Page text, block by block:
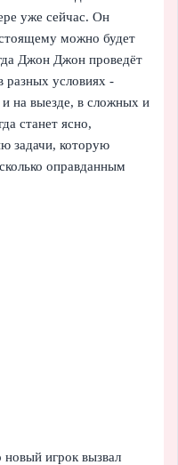
уже сейчас. Он
можно будет
Джон Джон проведёт
разных условиях -
на выезде, в сложных и
станет ясно,
задачи, которую
оправданным
игрок вызвал